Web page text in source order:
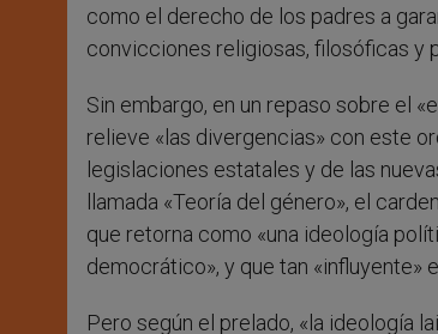
como el derecho de los padres a
convicciones religiosas, filosóficas y
Sin embargo, en un repaso sobre el
relieve «las divergencias» con este
legislaciones estatales y de las
llamada «Teoría del género», el
que retorna como «una ideología
democrático», y que tan «influyente»
Pero según el prelado, «la ideología